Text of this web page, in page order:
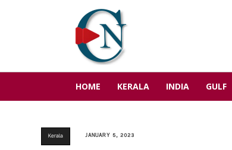
HOME KERALA INDIA GULF
Kerala JANUARY 5, 2023